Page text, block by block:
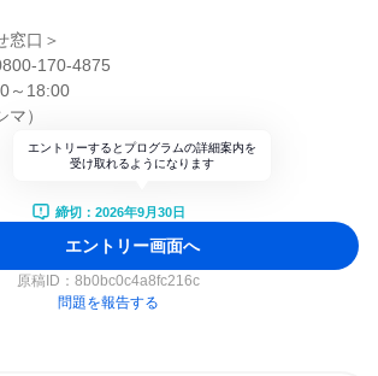
窓口＞
170-4875
～18:00
）
エントリーするとプログラムの詳細案内を
受け取れるようになります
締切：2026年9月30日
エントリー画面へ
原稿ID： 8b0bc0c4a8fc216c
問題を報告する